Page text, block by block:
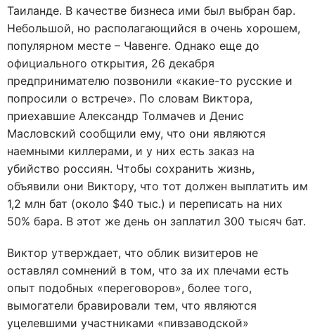
Таиланде. В качестве бизнеса ими был выбран бар.
Небольшой, но располагающийся в очень хорошем,
популярном месте – Чавенге. Однако еще до
официального открытия, 26 декабря
предпринимателю позвонили «какие-то русские и
попросили о встрече». По словам Виктора,
приехавшие Александр Толмачев и Денис
Масловский сообщили ему, что они являются
наемными киллерами, и у них есть заказ на
убийство россиян. Чтобы сохранить жизнь,
объявили они Виктору, что тот должен выплатить им
1,2 млн бат (около $40 тыс.) и переписать на них
50% бара. В этот же день он заплатил 300 тысяч бат.
Виктор утверждает, что облик визитеров не
оставлял сомнений в том, что за их плечами есть
опыт подобных «переговоров», более того,
вымогатели бравировали тем, что являются
уцелевшими участниками «пивзаводской»